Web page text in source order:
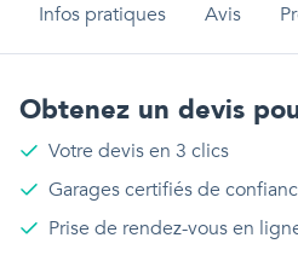
Infos pratiques Avis
Obtenez un devis
Votre devis en 3 clics
Garages certifiés de
Prise de rendez-vous en